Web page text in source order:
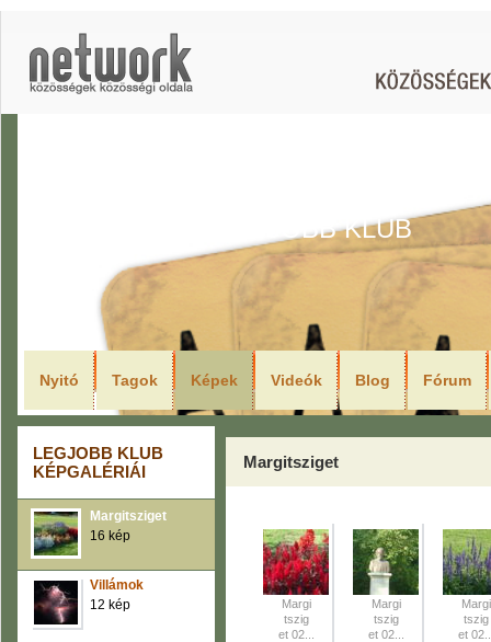
LEGJOBB KLUB
Nyitó Tagok Képek Videók Blog Fórum
LEGJOBB KLUB
KÉPGALÉRIÁI
Margitsziget
16 kép
Villámok
12 kép
Margitsziget
Margi
tszig
et 02...
Margi
tszig
et 02...
Margi
tszig
et